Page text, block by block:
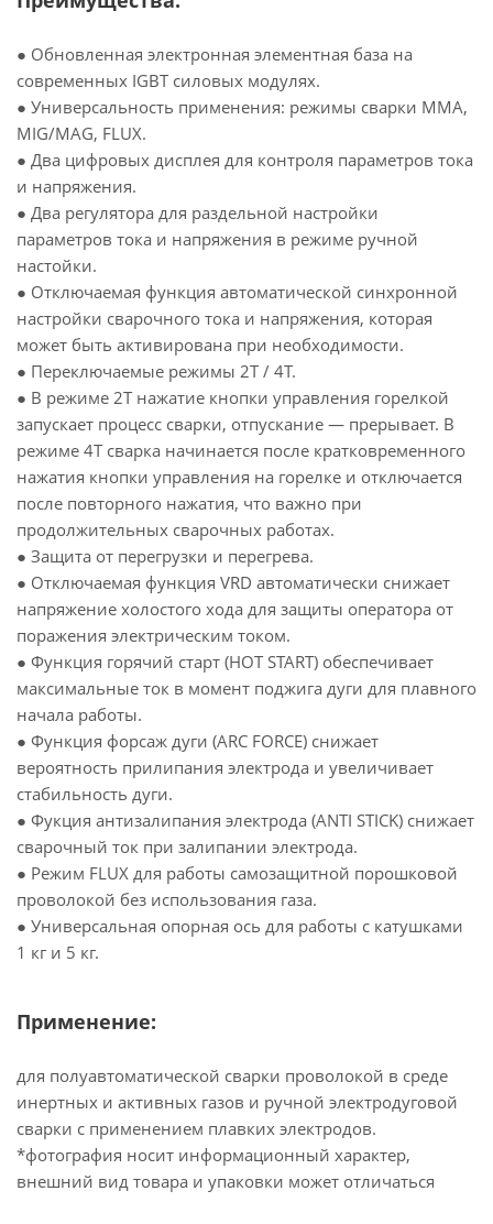
● Обновленная электронная элементная база на
современных IGBT силовых модулях.
● Универсальность применения: режимы сварки MMA,
MIG/MAG, FLUX.
● Два цифровых дисплея для контроля параметров тока
и напряжения.
● Два регулятора для раздельной настройки
параметров тока и напряжения в режиме ручной
настойки.
● Отключаемая функция автоматической синхронной
настройки сварочного тока и напряжения, которая
может быть активирована при необходимости.
● Переключаемые режимы 2Т / 4Т.
● В режиме 2Т нажатие кнопки управления горелкой
запускает процесс сварки, отпускание — прерывает. В
режиме 4Т сварка начинается после кратковременного
нажатия кнопки управления на горелке и отключается
после повторного нажатия, что важно при
продолжительных сварочных работах.
● Защита от перегрузки и перегрева.
● Отключаемая функция VRD автоматически снижает
напряжение холостого хода для защиты оператора от
поражения электрическим током.
● Функция горячий старт (HOT START) обеспечивает
максимальные ток в момент поджига дуги для плавного
начала работы.
● Функция форсаж дуги (ARC FORCE) снижает
вероятность прилипания электрода и увеличивает
стабильность дуги.
● Фукция антизалипания электрода (ANTI STICK) снижает
сварочный ток при залипании электрода.
● Режим FLUX для работы самозащитной порошковой
проволокой без использования газа.
● Универсальная опорная ось для работы с катушками
1 кг и 5 кг.
Применение:
для полуавтоматической сварки проволокой в среде
инертных и активных газов и ручной электродуговой
сварки с применением плавких электродов.
*фотография носит информационный характер,
внешний вид товара и упаковки может отличаться